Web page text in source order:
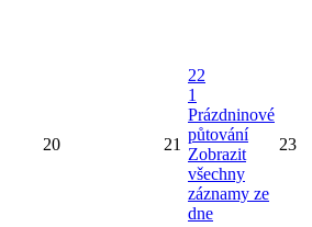
20 21
22
1
Prázdninové
půtování
Zobrazit
všechny
záznamy ze
dne
23